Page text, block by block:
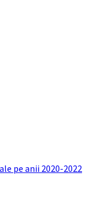
pe anii 2020-2022